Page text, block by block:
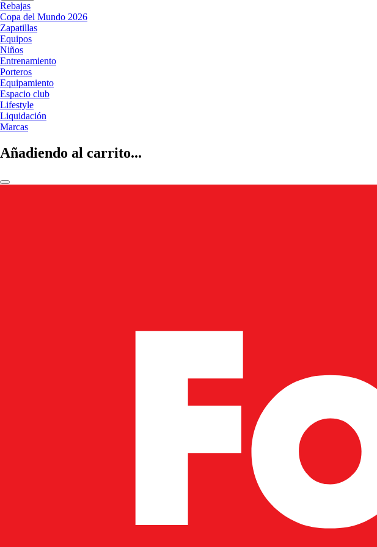
Rebajas
Copa del Mundo 2026
Zapatillas
Equipos
Niños
Entrenamiento
Porteros
Equipamiento
Espacio club
Lifestyle
Liquidación
Marcas
Añadiendo al carrito...